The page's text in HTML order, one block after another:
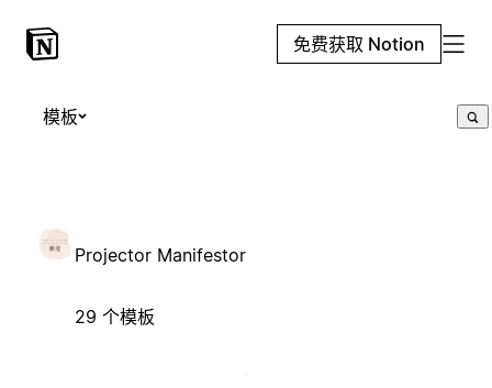
免费获取 Notion
模板
Projector Manifestor
29 个模板